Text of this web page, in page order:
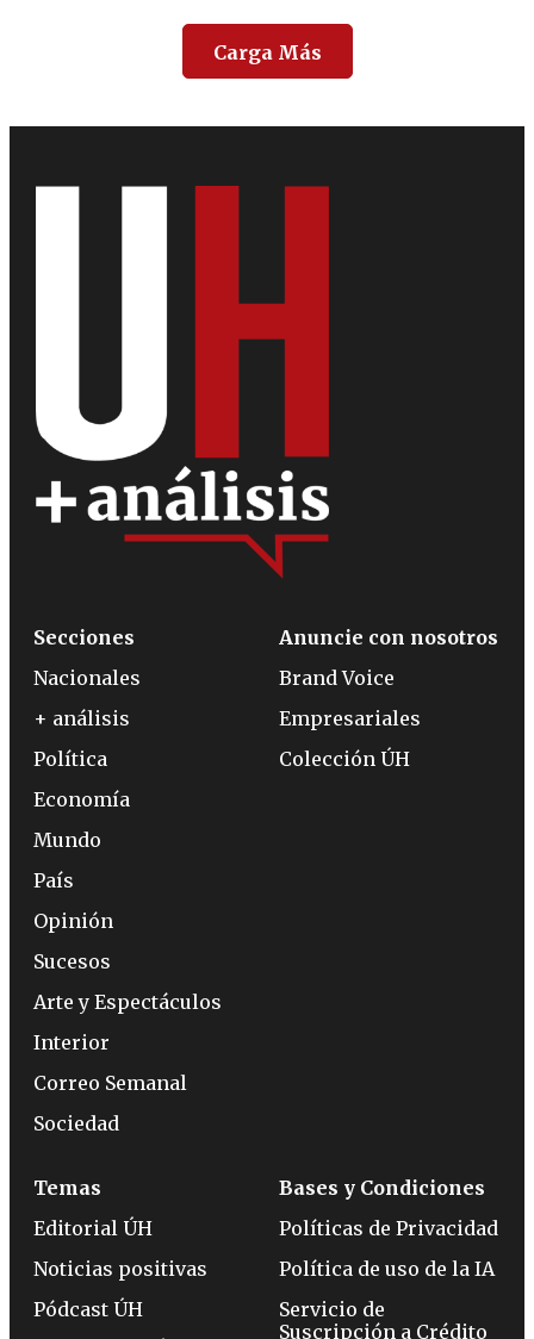
Carga Más
Secciones
Nacionales
+ análisis
Política
Economía
Mundo
País
Opinión
Sucesos
Arte y Espectáculos
Interior
Correo Semanal
Sociedad
Anuncie con nosotros
Brand Voice
Empresariales
Colección ÚH
Temas
Editorial ÚH
Noticias positivas
Pódcast ÚH
Bases y Condiciones
Políticas de Privacidad
Política de uso de la IA
Servicio de
Suscripción a Crédito